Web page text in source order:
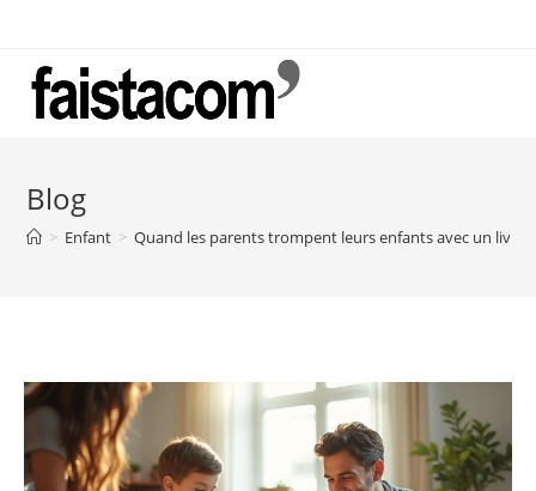
content
Blog
> Enfant > Quand les parents trompent leurs enfants avec un livre